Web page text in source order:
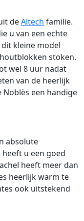
deAltech familie.
u van een echte
kleine model
stoken.
wel 8 uur nadat
van de heerlijk
een handige
absolute
heeft u een goed
heeft meer dan
heerlijk warm te
ook uitstekend